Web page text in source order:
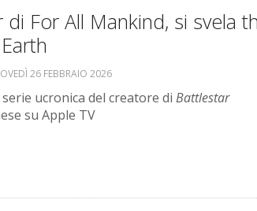
For All Mankind, si svela
26 FEBBRAIO 2026
ucronica del creatore di Battlestar
su Apple TV